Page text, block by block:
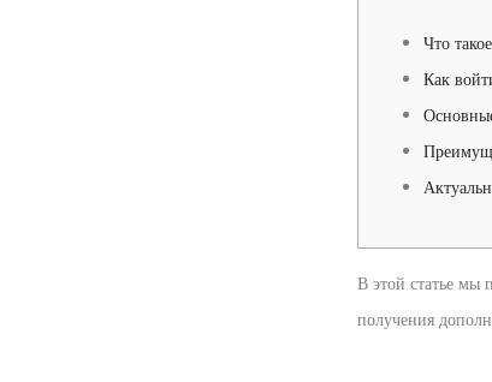
Что
Как
В этой статье мы
получения